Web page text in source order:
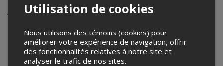
Votre recherche n'a retourné aucun résultat.
Utilisation de cookies
Nous utilisons des témoins (cookies) pour
améliorer votre expérience de navigation, offrir
des fonctionnalités relatives à notre site et
analyser le trafic de nos sites.